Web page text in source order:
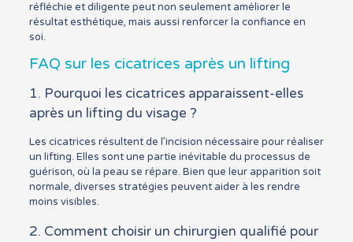
réfléchie et diligente peut non seulement améliorer le
résultat esthétique, mais aussi renforcer la confiance en
soi.
FAQ sur les cicatrices après un lifting
1. Pourquoi les cicatrices apparaissent-elles
après un lifting du visage ?
Les cicatrices résultent de l’incision nécessaire pour réaliser
un lifting. Elles sont une partie inévitable du processus de
guérison, où la peau se répare. Bien que leur apparition soit
normale, diverses stratégies peuvent aider à les rendre
moins visibles.
2. Comment choisir un chirurgien qualifié pour